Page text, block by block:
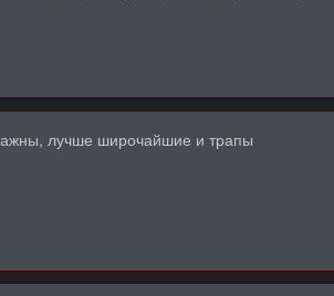
лучше широчайшие и трапы